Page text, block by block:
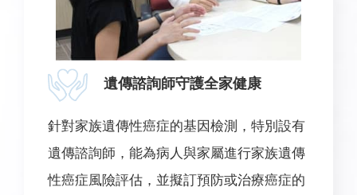
遺傳諮詢師守護全家健康
針對家族遺傳性癌症的基因檢測，特別設有
遺傳諮詢師，能為病人與家屬進行家族遺傳
性癌症風險評估，並擬訂預防或治療癌症的